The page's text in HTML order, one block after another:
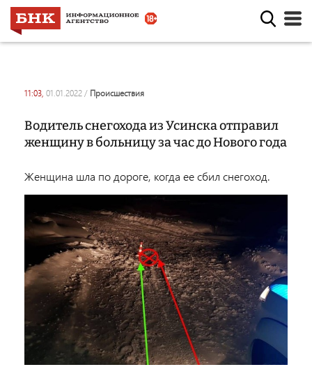
11:03, 01.01.2022 / происшествия
Водитель снегохода из Усинска отправил
женщину в больницу за час до Нового года
Женщина шла по дороге, когда ее сбил снегоход.